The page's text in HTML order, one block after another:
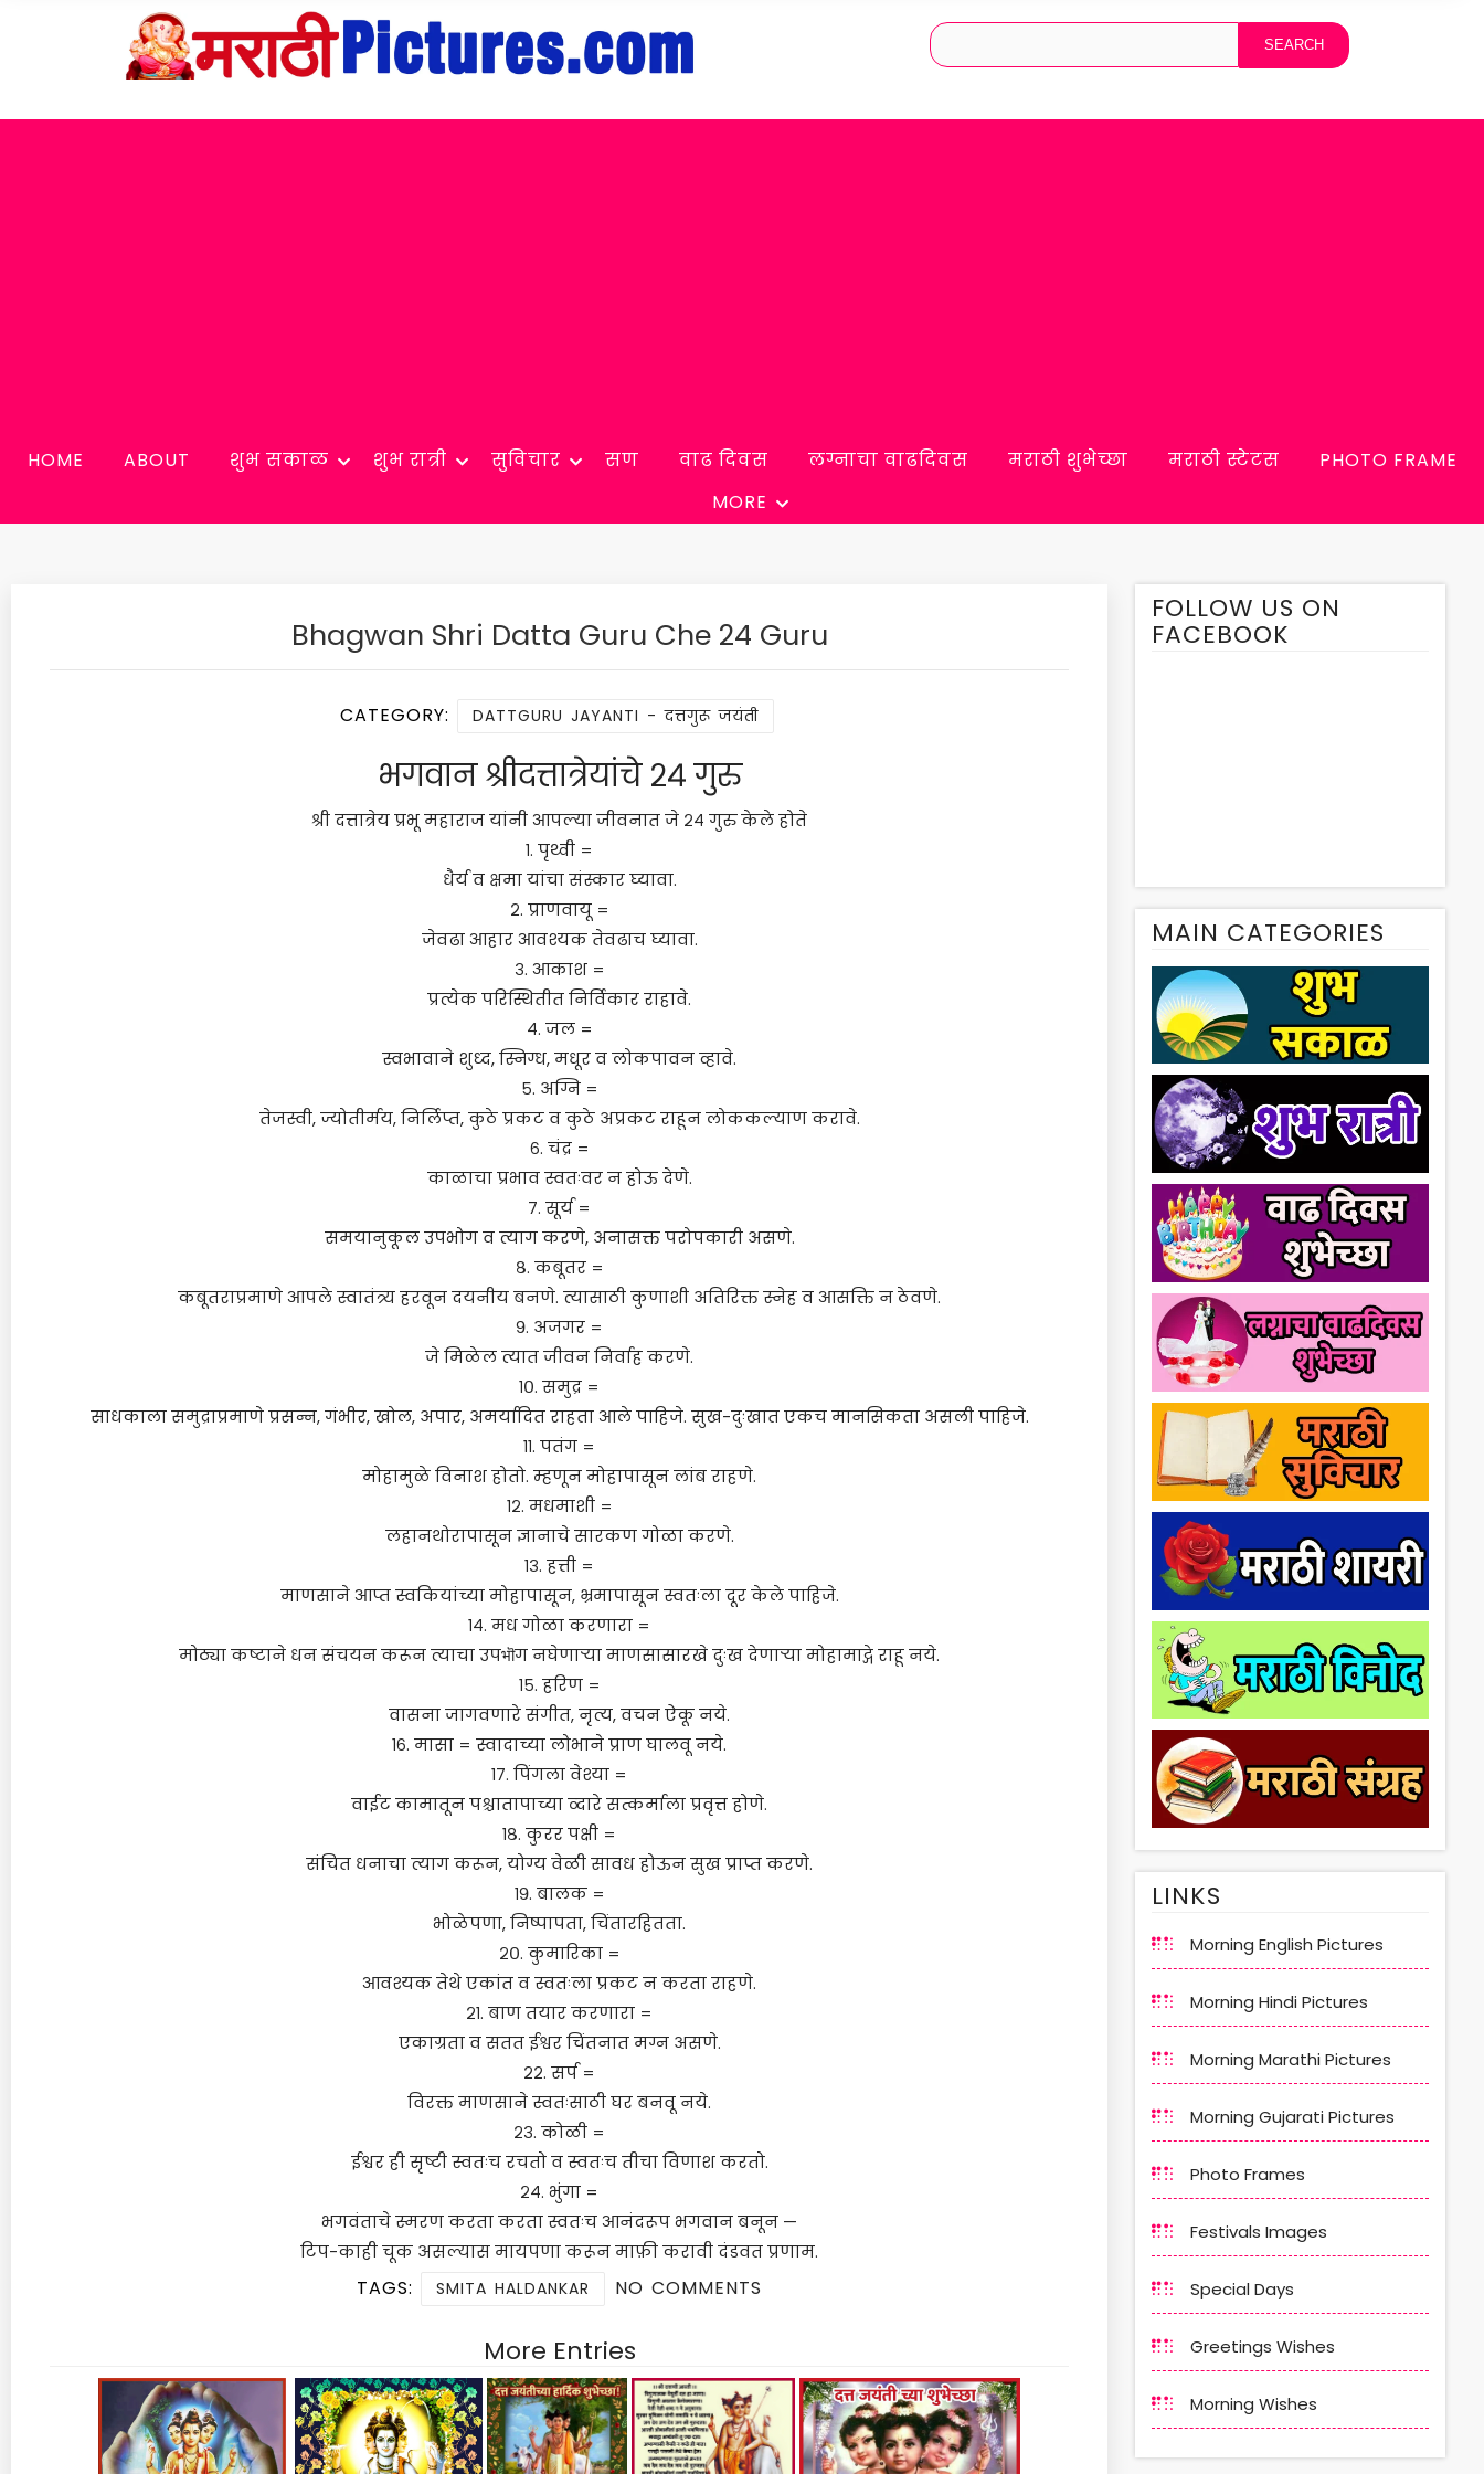
HOME ABOUT शुभ सकाळ शुभ रात्री सुविचार सण वाढ दिवस लग्नाचा वाढदिवस मराठी शुभेच्छा मराठी स्टेटस
PHOTO FRAME
MORE
Bhagwan Shri Datta Guru Che 24 Guru
CATEGORY: DATTGURU JAYANTI - दत्तगुरू जयंती
भगवान श्रीदत्तात्रेयांचे २४ गुरु
श्री दत्तात्रेय प्रभू महाराज यांनी आपल्या जीवनात जे २४ गुरु केले होते
१. पृथ्वी =
धैर्य व क्षमा यांचा संस्कार घ्यावा.
२. प्राणवायू =
जेवढा आहार आवश्यक तेवढाच घ्यावा.
३. आकाश =
प्रत्येक परिस्थितीत निर्विकार राहावे.
४. जल =
स्वभावाने शुध्द, स्निग्ध, मधूर व लोकपावन व्हावे.
५. अग्नि =
तेजस्वी, ज्योतीर्मय, निर्लिप्त, कुठे प्रकट व कुठे अप्रकट राहून लोककल्याण करावे.
६. चंद्र =
काळाचा प्रभाव स्वतःवर न होऊ देणे.
७. सूर्य =
समयानुकूल उपभोग व त्याग करणे, अनासक्त परोपकारी असणे.
८. कबूतर =
कबूतराप्रमाणे आपले स्वातंत्र्य हरवून दयनीय बनणे. त्यासाठी कुणाशी अतिरिक्त स्नेह व आसक्ति न ठेवणे.
९. अजगर =
जे मिळेल त्यात जीवन निर्वाह करणे.
१०. समुद्र =
साधकाला समुद्राप्रमाणे प्रसन्न, गंभीर, खोल, अपार, अमर्यादित राहता आले पाहिजे. सुख-दुःखात एकच मानसिकता असली पाहिजे.
११. पतंग =
मोहामुळे विनाश होतो. म्हणून मोहापासून लांब राहणे.
१२. मधमाशी =
लहानथोरापासून ज्ञानाचे सारकण गोळा करणे.
१३. हत्ती =
माणसाने आप्त स्वकियांच्या मोहापासून, भ्रमापासून स्वतःला दूर केले पाहिजे.
१४. मध गोळा करणारा =
मोठ्या कष्टाने धन संचयन करून त्याचा उपभॊग नघेणार्‍या माणसासारखे दुःख देणार्‍या मोहामाद्गे राहू नये.
१५. हरिण =
वासना जागवणारे संगीत, नृत्य, वचन ऐकू नये.
१६. मासा = स्वादाच्या लोभाने प्राण घालवू नये.
१७. पिंगला वेश्या =
वाईट कामातून पश्चातापाच्या व्दारे सत्कर्माला प्रवृत्त होणे.
१८. कुरर पक्षी =
संचित धनाचा त्याग करून, योग्य वेळी सावध होऊन सुख प्राप्त करणे.
१९. बालक =
भोळेपणा, निष्पापता, चिंतारहितता.
२०. कुमारिका =
आवश्यक तेथे एकांत व स्वतःला प्रकट न करता राहणे.
२१. बाण तयार करणारा =
एकाग्रता व सतत ईश्वर चिंतनात मग्न असणे.
२२. सर्प =
विरक्त माणसाने स्वतःसाठी घर बनवू नये.
२३. कोळी =
ईश्वर ही सृष्टी स्वतःच रचतो व स्वतःच तीचा विणाश करतो.
२४. भुंगा =
भगवंताचे स्मरण करता करता स्वतःच आनंदरूप भगवान बनून —
टिप-काही चूक असल्यास मायपणा करून माफ़ी करावी दंडवत प्रणाम.
TAGS: SMITA HALDANKAR NO COMMENTS
More Entries
FOLLOW US ON
FACEBOOK
MAIN CATEGORIES
LINKS
Morning English Pictures
Morning Hindi Pictures
Morning Marathi Pictures
Morning Gujarati Pictures
Photo Frames
Festivals Images
Special Days
Greetings Wishes
Morning Wishes